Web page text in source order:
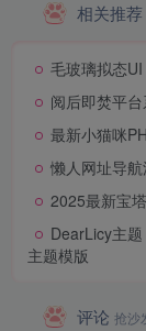
相关推荐
毛玻璃拟态UI
阅后即焚平
最新小猫咪
懒人网址导
2025最新宝
DearLicy主
主题模版
评论 抢沙